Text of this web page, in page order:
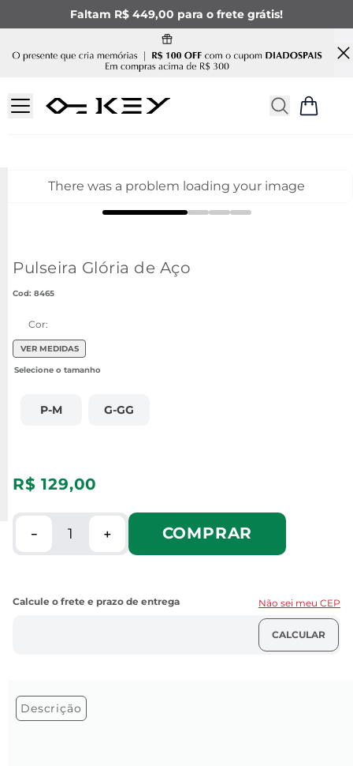
Faltam R$ 449,00 para o frete grátis!
There was a problem loading your image
Pulseira Glória de Aço
: 8465
Cor:
VER MEDIDAS
P-M G-GG
R$ 129,00
＋
－ COMPRAR
Não sei meu CEP
Descrição